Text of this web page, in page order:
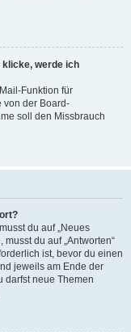
klicke, werde ich
Funktion für
von der Board-
soll den Missbrauch
du auf „Neues
du auf „Antworten“
ist, bevor du einen
jeweils am Ende der
darfst neue Themen